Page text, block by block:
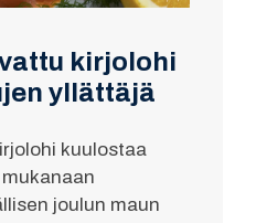
kirjolohi
yllättäjä
kuulostaa
joulun maun